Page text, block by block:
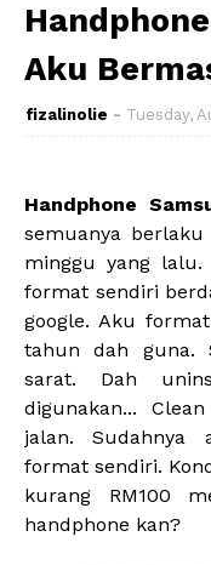
Aku
fizalinolie Tuesday,
Handphone
semuanya
minggu yang
format sendiri
google. Aku
tahun dah guna.
sarat. Dah
digunakan...
jalan. Sudahnya
format sendiri.
kurang RM100
handphone kan?